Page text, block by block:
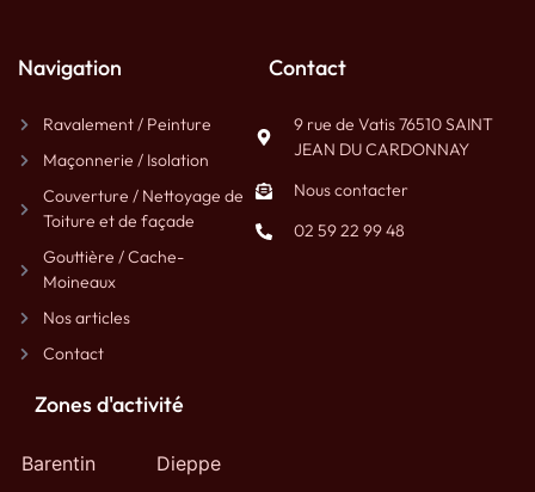
Navigation
Ravalement / Peinture
Maçonnerie / Isolation
Couverture / Nettoyage de
Toiture et de façade
Gouttière / Cache-
Moineaux
Nos articles
Contact
Contact
9 rue de Vatis 76510 SAINT
JEAN DU CARDONNAY
Nous contacter
02 59 22 99 48
Zones d'activité
Barentin
Dieppe